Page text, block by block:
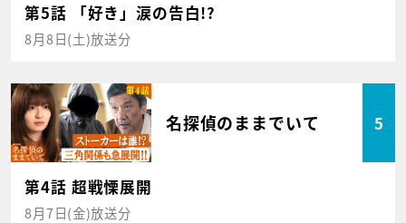
第5話 「好き」涙の告白!?
8月8日(土)放送分
名探偵のままでいて 5
第4話 超戦慄展開
8月7日(金)放送分